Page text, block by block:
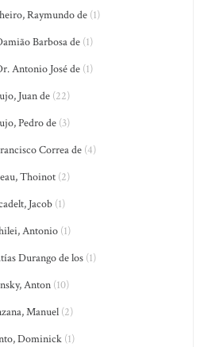
Raymundo de (1)
Barbosa de(1)
Antonio José de(1)
Juan de(22)
Pedro de(3)
Correa de(4)
Thoinot(2)
Jacob (1)
Antonio(1)
Durango de los (1)
Anton(10)
Manuel(2)
Dominick (1)